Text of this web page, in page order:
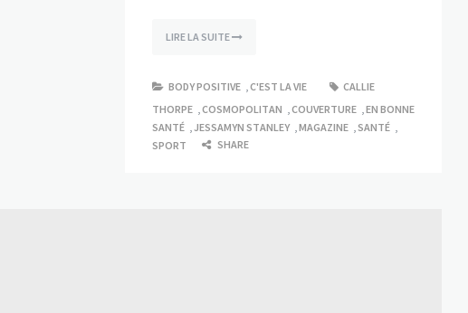
LIRE LA SUITE
BODY POSITIVE ,C'EST LA VIE
CALLIE
THORPE ,COSMOPOLITAN ,COUVERTURE ,EN BONNE
SANTÉ ,JESSAMYN STANLEY ,MAGAZINE ,SANTÉ ,
SPORT
SHARE